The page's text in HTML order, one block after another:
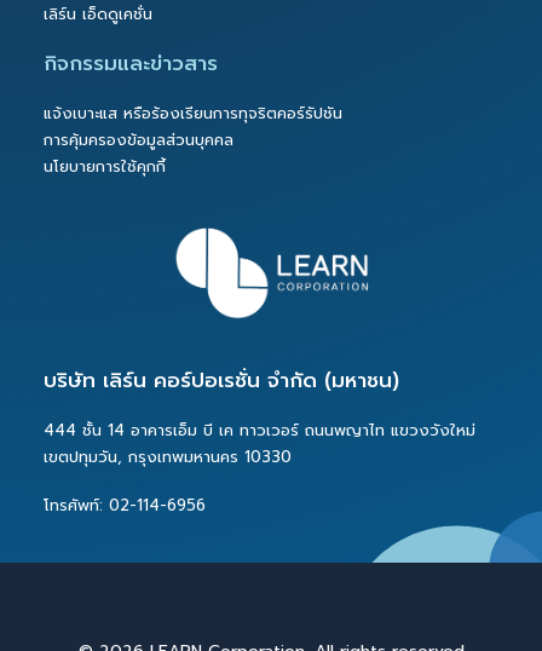
เลิร์น เอ็ดดูเคชั่น
กิจกรรมและข่าวสาร
แจ้งเบาะแส หรือร้องเรียนการทุจริตคอร์รัปชัน
การคุ้มครองข้อมูลส่วนบุคคล
นโยบายการใช้คุกกี้
บริษัท เลิร์น คอร์ปอเรชั่น จำกัด (มหาชน)
444 ชั้น 14 อาคารเอ็ม บี เค ทาวเวอร์ ถนนพญาไท แขวงวังใหม่
เขตปทุมวัน, กรุงเทพมหานคร 10330
โทรศัพท์: 02-114-6956